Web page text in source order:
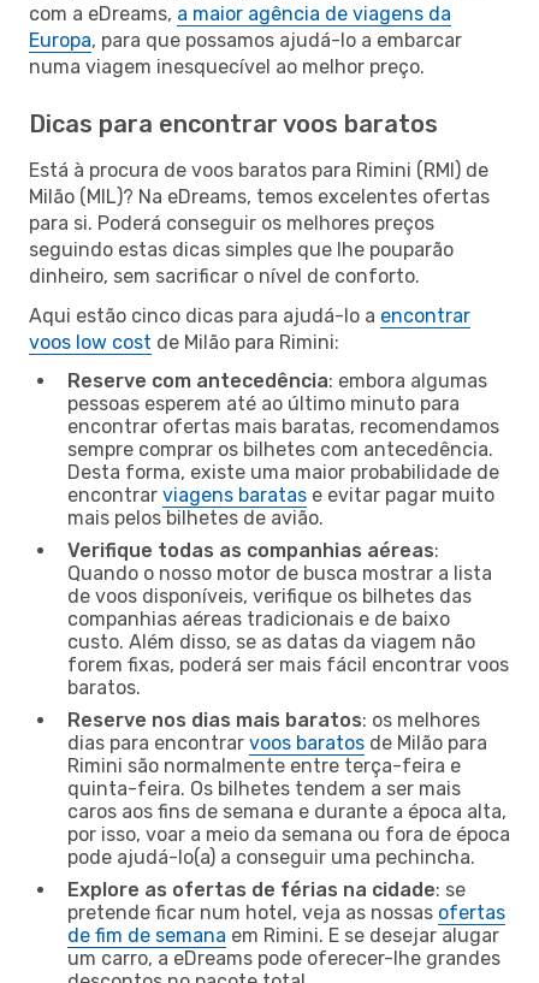
com a eDreams, a maior agência de viagens da
Europa, para que possamos ajudá-lo a embarcar
numa viagem inesquecível ao melhor preço.
Dicas para encontrar voos baratos
Está à procura de voos baratos para Rimini (RMI) de
Milão (MIL)? Na eDreams, temos excelentes ofertas
para si. Poderá conseguir os melhores preços
seguindo estas dicas simples que lhe pouparão
dinheiro, sem sacrificar o nível de conforto.
Aqui estão cinco dicas para ajudá-lo a encontrar
voos low cost de Milão para Rimini:
Reserve com antecedência: embora algumas
pessoas esperem até ao último minuto para
encontrar ofertas mais baratas, recomendamos
sempre comprar os bilhetes com antecedência.
Desta forma, existe uma maior probabilidade de
encontrar viagens baratas e evitar pagar muito
mais pelos bilhetes de avião.
Verifique todas as companhias aéreas:
Quando o nosso motor de busca mostrar a lista
de voos disponíveis, verifique os bilhetes das
companhias aéreas tradicionais e de baixo
custo. Além disso, se as datas da viagem não
forem fixas, poderá ser mais fácil encontrar voos
baratos.
Reserve nos dias mais baratos: os melhores
dias para encontrar voos baratos de Milão para
Rimini são normalmente entre terça-feira e
quinta-feira. Os bilhetes tendem a ser mais
caros aos fins de semana e durante a época alta,
por isso, voar a meio da semana ou fora de época
pode ajudá-lo(a) a conseguir uma pechincha.
Explore as ofertas de férias na cidade: se
pretende ficar num hotel, veja as nossas ofertas
de fim de semana em Rimini. E se desejar alugar
um carro, a eDreams pode oferecer-lhe grandes